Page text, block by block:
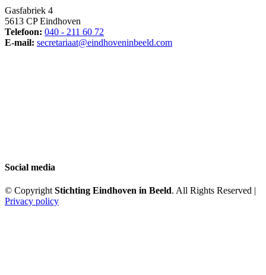
Gasfabriek 4
5613 CP Eindhoven
Telefoon: 040 - 211 60 72
E-mail: secretariaat@eindhoveninbeeld.com
Social media
© Copyright Stichting Eindhoven in Beeld. All Rights Reserved |
Privacy policy